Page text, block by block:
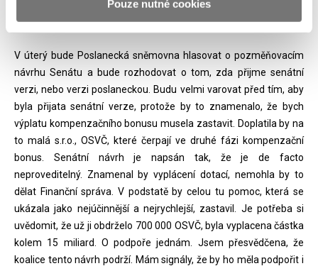
Pouze nutné cookies
slovy, máte ve Sněmovně zajištěny hlasy pro prosazení svého
návrhu?
V úterý bude Poslanecká sněmovna hlasovat o pozměňovacím
návrhu Senátu a bude rozhodovat o tom, zda přijme senátní
verzi, nebo verzi poslaneckou. Budu velmi varovat před tím, aby
byla přijata senátní verze, protože by to znamenalo, že bych
výplatu kompenzačního bonusu musela zastavit. Doplatila by na
to malá s.r.o., OSVČ, které čerpají ve druhé fázi kompenzační
bonus. Senátní návrh je napsán tak, že je de facto
neproveditelný. Znamenal by vyplácení dotací, nemohla by to
dělat Finanční správa. V podstatě by celou tu pomoc, která se
ukázala jako nejúčinnější a nejrychlejší, zastavil. Je potřeba si
uvědomit, že už ji obdrželo 700 000 OSVČ, byla vyplacena částka
kolem 15 miliard. O podpoře jednám. Jsem přesvědčena, že
koalice tento návrh podrží. Mám signály, že by ho měla podpořit i